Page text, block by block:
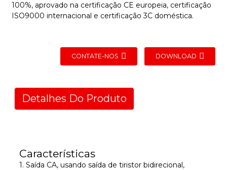
100%, aprovado na certificação CE europeia, certificação
ISO9000 internacional e certificação 3C doméstica.
CONTATE-NOS DOWNLOAD
Detalhes Do Produto
Características
1. Saída CA, usando saída de tiristor bidirecional,